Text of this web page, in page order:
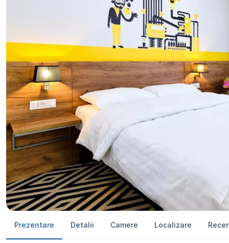
Prezentare Detalii Camere Localizare